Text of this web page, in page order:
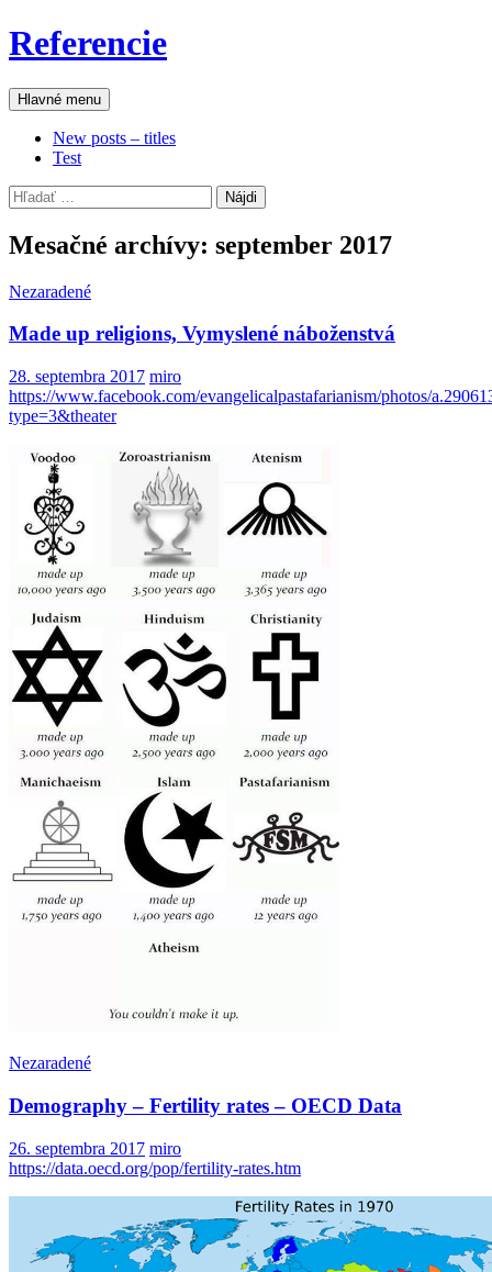
Preskočiť
na
Referencie
Hľadať
Hlavné menu
New posts – titles
Test
Hľadať:
Mesačné archívy: september 2017
Nezaradené
Made up religions, Vymyslené náboženstvá
28. septembra 2017 miro
https://www.facebook.com/evangelicalpastafarianism/photos/
type=3&theater
Nezaradené
Demography – Fertility rates – OECD Data
26. septembra 2017 miro
https://data.oecd.org/pop/fertility-rates.htm